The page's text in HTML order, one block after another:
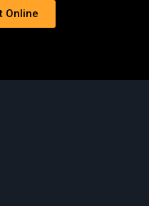
Online